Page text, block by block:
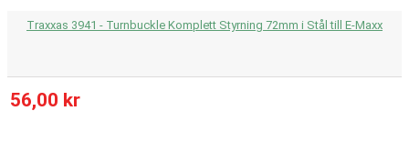
Traxxas 3941 - Turnbuckle Komplett Styrning 72mm i Stål till E-Maxx
56,00 kr